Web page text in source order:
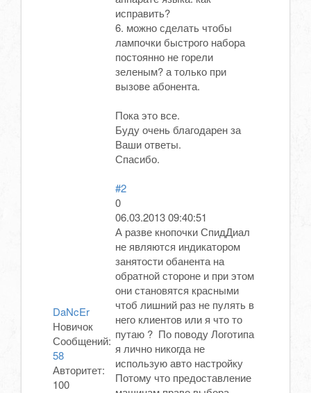
исправить?
6. можно сделать чтобы
лампочки быстрого набора
постоянно не горели
зеленым? а только при
вызове абонента.
Пока это все.
Буду очень благодарен за
Ваши ответы.
Спасибо.
DaNcEr
Новичок
Сообщений:
58
Авторитет:
100
#2
0
06.03.2013 09:40:51
А разве кнопочки СпидДиал
не являются индикатором
занятости обанента на
обратной стороне и при этом
они становятся красными
чтоб лишний раз не пулять в
него клиентов или я что то
путаю ? По поводу Логотипа
я лично никогда не
использую авто настройку
Потому что предоставление